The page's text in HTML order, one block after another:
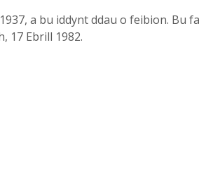
a bu iddynt ddau o feibion. Bu
17 Ebrill 1982.